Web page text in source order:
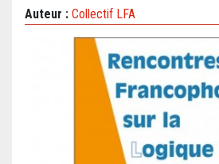
Auteur : Collectif LFA